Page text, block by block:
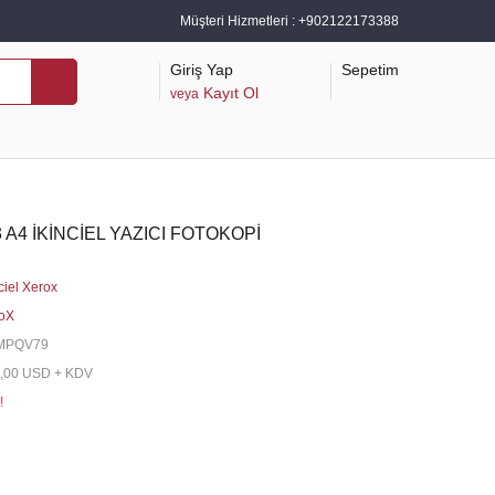
Müşteri Hizmetleri : +902122173388
Giriş Yap
veya Kayıt Ol
Sepetim
İKİNCİEL YAZICI FOTOKOPİ
Xerox
USD + KDV